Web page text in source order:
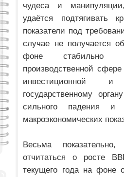
чудеса и
удаётся подтягивать
показатели под
случае не получается
фоне стабильно
производственной
инвестиционной и
государственному
сильного падения и
макроэкономических
Весьма
отчитаться о росте
текущего года на фоне